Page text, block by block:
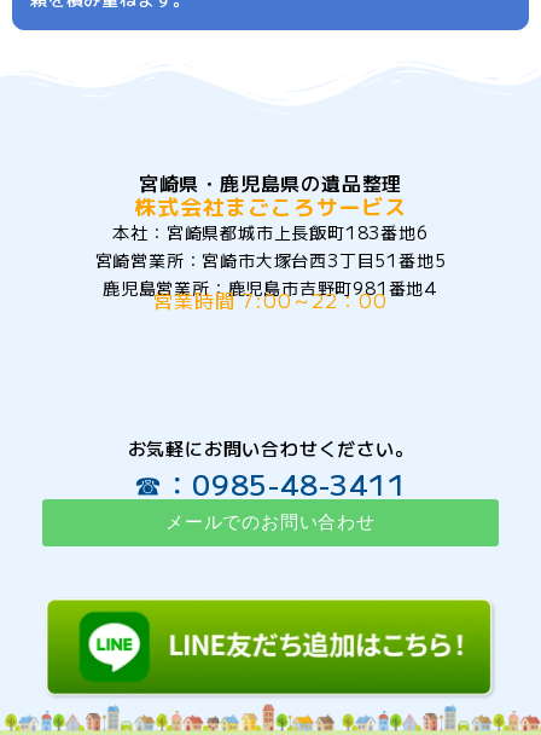
宮崎県・鹿児島県の遺品整理
株式会社まごころサービス
本社：宮崎県都城市上長飯町183番地6
宮崎営業所：宮崎市大塚台西3丁目51番地5
鹿児島営業所：鹿児島市吉野町981番地4
営業時間 7:00～22：00
お気軽にお問い合わせください。
☎：0985-48-3411
メールでのお問い合わせ